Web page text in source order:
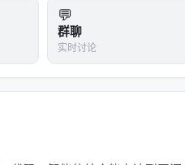
🔴 高
💬
群聊
实时讨论